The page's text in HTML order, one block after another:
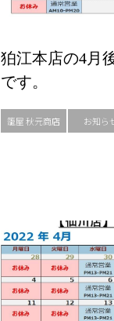
狛江本店の4月
です。
籠屋 秋元商店 お知ら